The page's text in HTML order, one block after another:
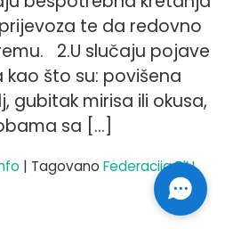
te da redovno
2.U slučaju pojave
što su: povišena
gubitak mirisa ili okusa,
sa […]
| Tagovano Federacija BiH